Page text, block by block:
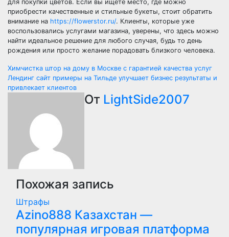
для покупки цветов. Если вы ищете место, где можно
приобрести качественные и стильные букеты, стоит обратить
внимание на https://flowerstor.ru/. Клиенты, которые уже
воспользовались услугами магазина, уверены, что здесь можно
найти идеальное решение для любого случая, будь то день
рождения или просто желание порадовать близкого человека.
Навигация
по
записям
Химчистка штор на дому в Москве с гарантией качества услуг
Лендинг сайт примеры на Тильде улучшает бизнес результаты и
привлекает клиентов
От LightSide2007
Похожая запись
Штрафы
Azino888 Казахстан —
популярная игровая платформа